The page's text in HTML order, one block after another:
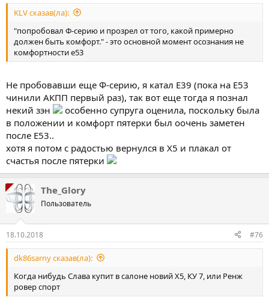
KLV сказав(ла):
"попробовал Ф-серию и прозрел от того, какой примерно
должен быть комфорт." - это основной момент осознания не
комфортности е53
Не пробовавши еще Ф-серию, я катал Е39 (пока на Е53
чинили АКПП первый раз), так вот еще тогда я познал
некий зэн
особенно супруга оценила, поскольку была
в положении и комфорт пятерки был оочень заметен
после Е53..
хотя я потом с радостью вернулся в Х5 и плакал от
счастья после пятерки
The_Glory
Пользователь
18.10.2018 #76
dk86sarny сказав(ла):
Когда нибудь Слава купит в салоне новий Х5, КУ 7, или Ренж
ровер спорт